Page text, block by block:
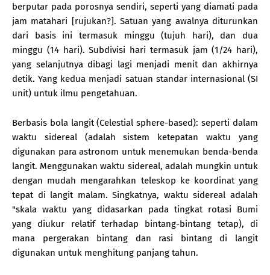
berputar pada porosnya sendiri, seperti yang diamati pada
jam matahari [rujukan?]. Satuan yang awalnya diturunkan
dari basis ini termasuk minggu (tujuh hari), dan dua
minggu (14 hari). Subdivisi hari termasuk jam (1/24 hari),
yang selanjutnya dibagi lagi menjadi menit dan akhirnya
detik. Yang kedua menjadi satuan standar internasional (SI
unit) untuk ilmu pengetahuan.
Berbasis bola langit (Celestial sphere-based): seperti dalam
waktu sidereal (adalah sistem ketepatan waktu yang
digunakan para astronom untuk menemukan benda-benda
langit. Menggunakan waktu sidereal, adalah mungkin untuk
dengan mudah mengarahkan teleskop ke koordinat yang
tepat di langit malam. Singkatnya, waktu sidereal adalah
"skala waktu yang didasarkan pada tingkat rotasi Bumi
yang diukur relatif terhadap bintang-bintang tetap), di
mana pergerakan bintang dan rasi bintang di langit
digunakan untuk menghitung panjang tahun.